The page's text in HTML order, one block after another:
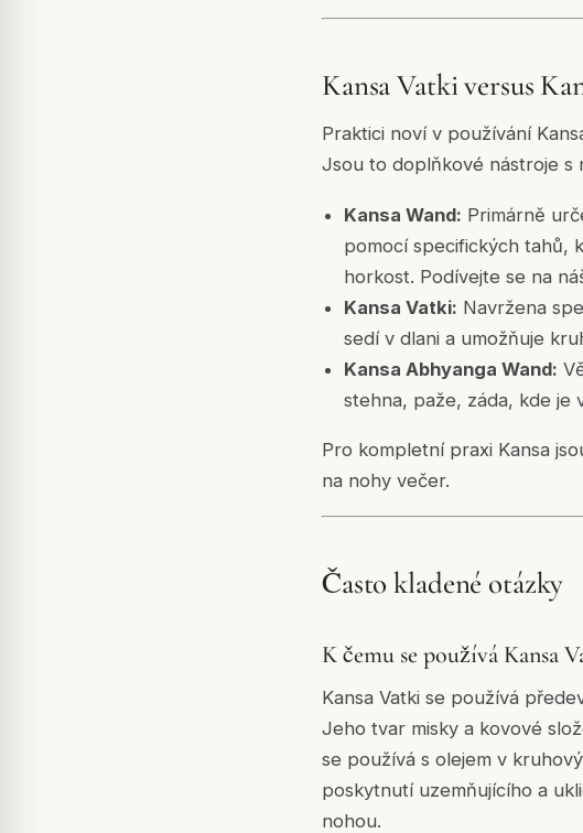
Kansa Vatki versus
Praktici noví v používání
Jsou to doplňkové nástroje s
Kansa Wand: Primárně
pomocí specifických tahů,
horkost. Podívejte se na
Kansa Vatki: Navržena
sedí v dlani a umožňuje
Kansa Abhyanga Wand:
stehna, paže, záda, kde je
Pro kompletní praxi Kansa
na nohy večer.
Často kladené otázky
K čemu se používá Kansa
Kansa Vatki se používá
Jeho tvar misky a kovové
se používá s olejem v
poskytnutí uzemňujícího a
nohou.